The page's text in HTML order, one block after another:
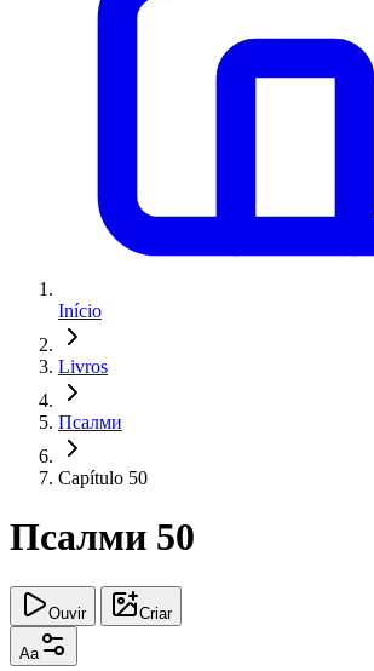
Início
Livros
Псалми
Capítulo 50
Псалми 50
Ouvir Criar
Aa